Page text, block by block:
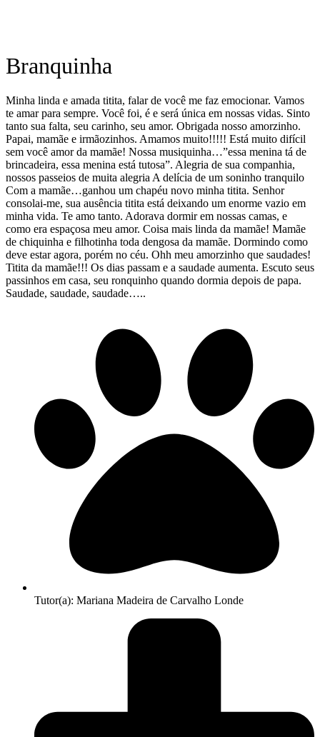
Branquinha
Minha linda e amada titita, falar de você me faz emocionar. Vamos
te amar para sempre. Você foi, é e será única em nossas vidas. Sinto
tanto sua falta, seu carinho, seu amor. Obrigada nosso amorzinho.
Papai, mamãe e irmãozinhos. Amamos muito!!!!! Está muito difícil
sem você amor da mamãe! Nossa musiquinha…”essa menina tá de
brincadeira, essa menina está tutosa”. Alegria de sua companhia,
nossos passeios de muita alegria A delícia de um soninho tranquilo
Com a mamãe…ganhou um chapéu novo minha titita. Senhor
consolai-me, sua ausência titita está deixando um enorme vazio em
minha vida. Te amo tanto. Adorava dormir em nossas camas, e
como era espaçosa meu amor. Coisa mais linda da mamãe! Mamãe
de chiquinha e filhotinha toda dengosa da mamãe. Dormindo como
deve estar agora, porém no céu. Ohh meu amorzinho que saudades!
Titita da mamãe!!! Os dias passam e a saudade aumenta. Escuto seus
passinhos em casa, seu ronquinho quando dormia depois de papa.
Saudade, saudade, saudade…..
Tutor(a): Mariana Madeira de Carvalho Londe